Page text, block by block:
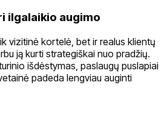
ilgalaikio augimo
vizitinė kortelė, bet ir realus klientų
ją kurti strategiškai nuo pradžių.
išdėstymas, paslaugų puslapiai
padeda lengviau auginti